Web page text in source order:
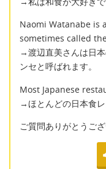
Naomi Watanabe is
sometimes called
→渡辺直美さんは日
ンセと呼ばれます。
Most Japanese
→ほとんどの日本食
ご質問ありがとうござ